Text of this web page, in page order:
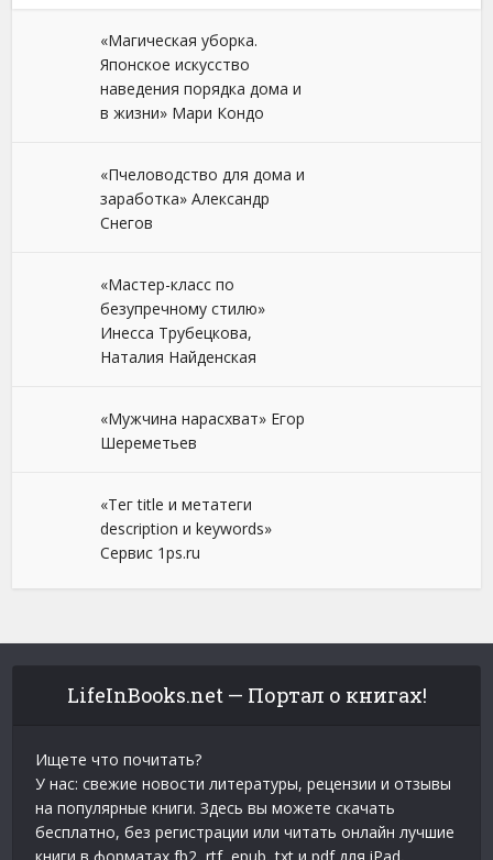
«Магическая уборка.
Японское искусство
наведения порядка дома и
в жизни» Мари Кондо
«Пчеловодство для дома и
заработка» Александр
Снегов
«Мастер-класс по
безупречному стилю»
Инесса Трубецкова,
Наталия Найденская
«Мужчина нарасхват» Егор
Шереметьев
«Тег title и метатеги
description и keywords»
Сервис 1ps.ru
LifeInBooks.net — Портал о книгах!
Ищете что почитать?
У нас: свежие новости литературы, рецензии и отзывы
на популярные книги. Здесь вы можете скачать
бесплатно, без регистрации или читать онлайн лучшие